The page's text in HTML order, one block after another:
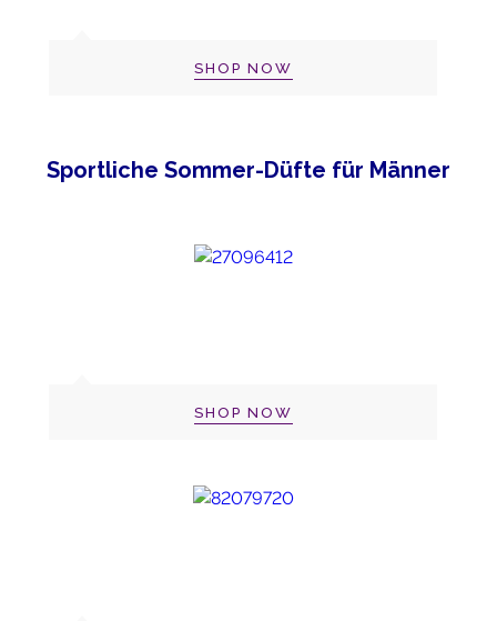
SHOP NOW
Sportliche Sommer-Düfte für Männer
SHOP NOW